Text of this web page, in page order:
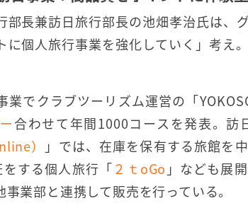
長兼訪日旅行部長の池畑孝治氏は、
に個人旅行事業を強化していく」考え
業でクラブツーリズム運営の「
合わせて年間1000コースを発表。訪
）
」では、在庫を保有する旅館を
する個人旅行「２ｔoGo 」なども展
業部と連携して販売を行っている。